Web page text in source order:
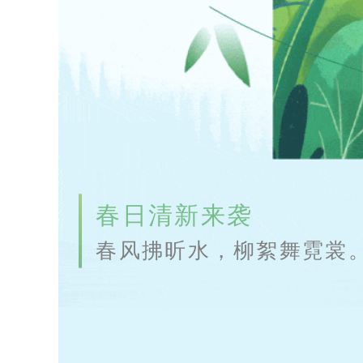
春日清新来袭
春风拂昕水，柳絮舞霓裳